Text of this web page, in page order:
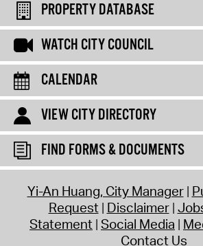
PROPERTY DATABASE
WATCH CITY COUNCIL
CALENDAR
VIEW CITY DIRECTORY
FIND FORMS & DOCUMENTS
Yi-An Huang, City Manager
Request Disclaimer
Statement Social Media
Contact Us